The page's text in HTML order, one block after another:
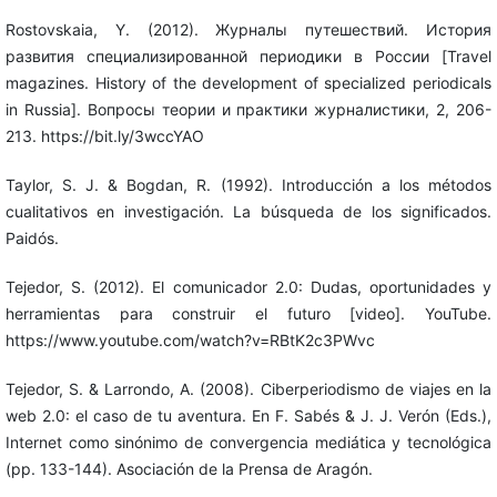
Rostovskaia, Y. (2012). Журналы путешествий. История
развития специализированной периодики в России [Travel
magazines. History of the development of specialized periodicals
in Russia]. Вопросы теории и практики журналистики, 2, 206-
213. https://bit.ly/3wccYAO
Taylor, S. J. & Bogdan, R. (1992). Introducción a los métodos
cualitativos en investigación. La búsqueda de los significados.
Paidós.
Tejedor, S. (2012). El comunicador 2.0: Dudas, oportunidades y
herramientas para construir el futuro [video]. YouTube.
https://www.youtube.com/watch?v=RBtK2c3PWvc
Tejedor, S. & Larrondo, A. (2008). Ciberperiodismo de viajes en la
web 2.0: el caso de tu aventura. En F. Sabés & J. J. Verón (Eds.),
Internet como sinónimo de convergencia mediática y tecnológica
(pp. 133-144). Asociación de la Prensa de Aragón.